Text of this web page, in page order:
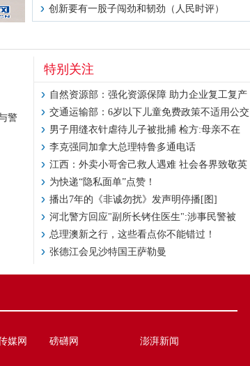
创新要有一股子闯劲和韧劲（人民时评）
警
特别关注
自然资源部：强化资源保障 助力企业复工复产
交通运输部：6岁以下儿童免费政策不适用公交
男子用缝衣针虐待儿子被批捕 检方:母亲不在
李克强同加拿大总理特鲁多通电话
江西：外卖小哥舍己救人遇难 社会各界致敬英
为快递“隐私面单”点赞！
播出7年的《非诚勿扰》发声明停播[图]
河北警方回应"副所长铐住医生":涉事民警被
总理澳新之行，这些看点你不能错过！
张德江会见沙特国王萨勒曼
媒网 磅礴网
澎湃新闻